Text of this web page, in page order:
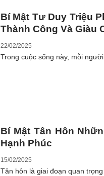
Bí Mật Tư Duy Triệu
Thành Công Và Giàu
22/02/2025
Trong cuộc sống này, mỗi
Bí Mật Tân Hôn
Hạnh Phúc
15/02/2025
Tân hôn là giai đoạn quan